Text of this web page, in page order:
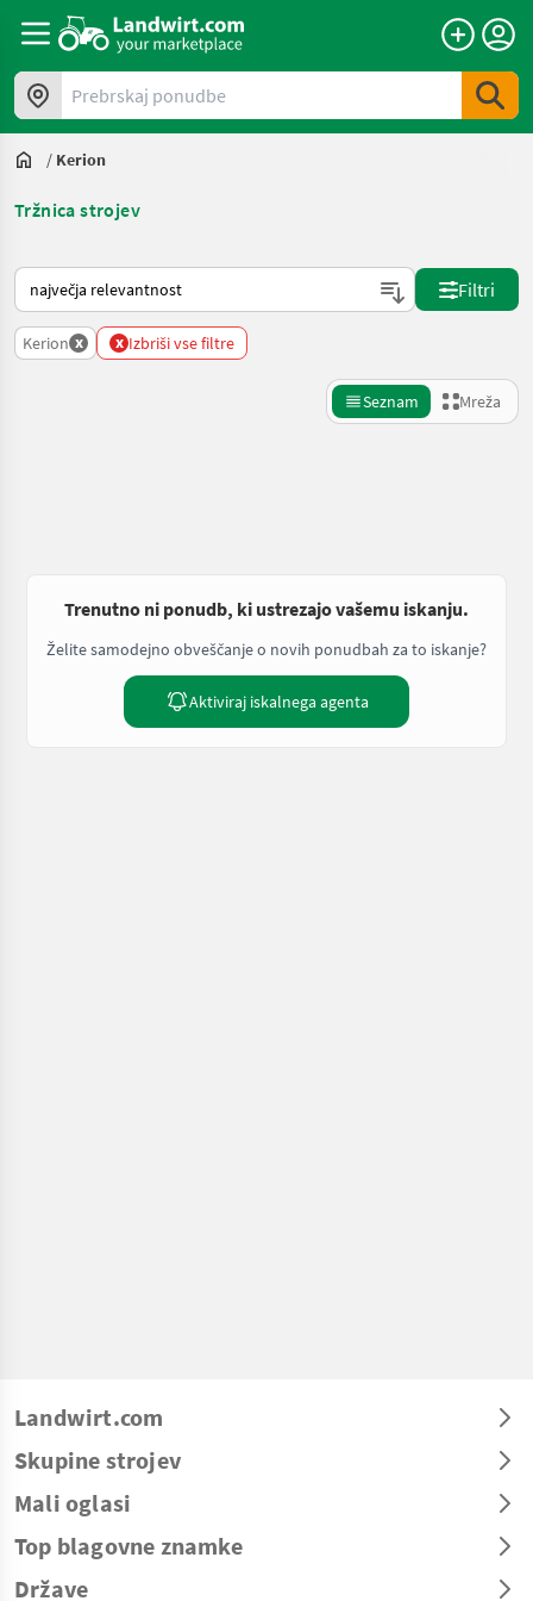
Prebrskaj ponudbe
/ Kerion
Tržnica strojev
Tako je razvrščeno na Landwirt.com
Filtri
Kerion x x Izbriši vse filtre
Seznam Mreža
Trenutno ni ponudb, ki ustrezajo vašemu iskanju.
Želite samodejno obveščanje o novih ponudbah za to iskanje?
Aktiviraj iskalnega agenta
Landwirt.com
Skupine strojev
Mali oglasi
Top blagovne znamke
Države